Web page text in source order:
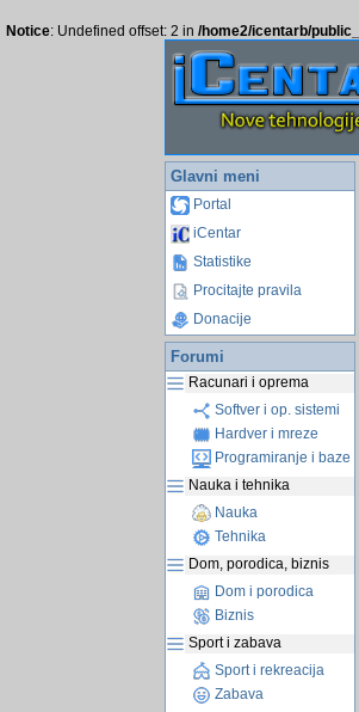
Notice: Undefined offset: 2 in /home2/icentarb/
Glavni meni
Portal
iCentar
Statistike
Procitajte pravila
Donacije
Forumi
Racunari i oprema
Softver i op. sistemi
Hardver i mreze
Programiranje i baze
Nauka i tehnika
Nauka
Tehnika
Dom, porodica, biznis
Dom i porodica
Biznis
Sport i zabava
Sport i rekreacija
Zabava